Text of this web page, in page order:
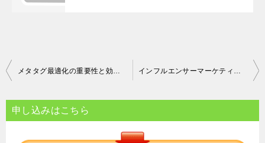
投
ナ
メタタグ最適化の重要性と効果的な方法 インフルエンサーマーケティング 新規顧客獲得とブランドイメージ向上を促す戦略
申し込みはこちら